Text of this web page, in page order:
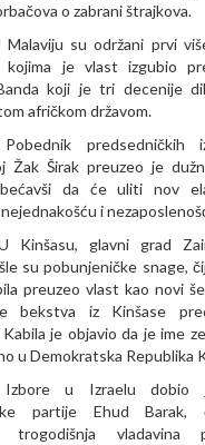
o zabrani štrajkova.
su održani prvi
kojima je vlast izgubio
koji je tri decenije
afričkom državom.
predsedničkih
Žak Širak preuzeo je
da će uliti nov
i
Kinšasu, glavni grad
su pobunjeničke snage,
preuzeo vlast kao novi
bekstva iz Kinšase
je objavio da je ime
u Demokratska Republika
u Izraelu dobio
partije Ehud Barak,
trogodišnja vladavina